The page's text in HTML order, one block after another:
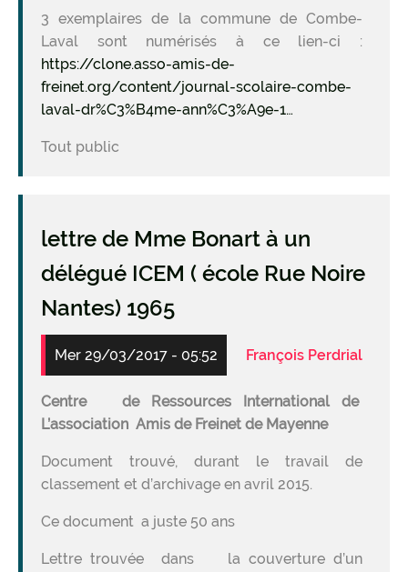
3 exemplaires de la commune de Combe-
Laval sont numérisés à ce lien-ci :
https://clone.asso-amis-de-
freinet.org/content/journal-scolaire-combe-
laval-dr%C3%B4me-ann%C3%A9e-1…
Tout public
lettre de Mme Bonart à un
délégué ICEM ( école Rue Noire
Nantes) 1965
Mer 29/03/2017 - 05:52 François Perdrial
Centre de Ressources International de
L’association Amis de Freinet de Mayenne
Document trouvé, durant le travail de
classement et d’archivage en avril 2015.
Ce document a juste 50 ans
Lettre trouvée dans la couverture d’un